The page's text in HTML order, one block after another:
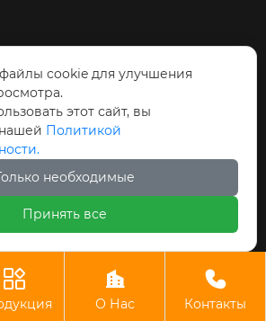
1, улица Муцзин № 6,
Дунгуань
право© ООО Прецизионные
Дунгуань Хунтай
 
О Нас

Контакты
cookie для улучшения
этот сайт, вы
Политикой
необходимые
Принять все